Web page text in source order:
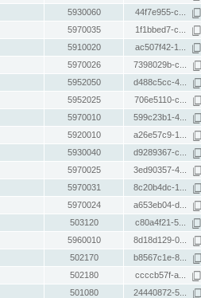
5930060 44f7e955-c...
5970035 1f1bbed7-c...
5910020 ac507f42-1...
5970026 7398029b-c...
5952050 d488c5cc-4...
5952025 706e5110-c...
5970010 599c23b1-4...
5920010 a26e57c9-1...
5930040 d9289367-c...
5970025 3ed90357-4...
5970031 8c20b4dc-1...
5970024 a653eb04-d...
503120 c80a4f21-5...
5960010 8d18d129-0...
502170 b8567c1e-8...
502180 ccccb57f-a...
501080 24440872-5...